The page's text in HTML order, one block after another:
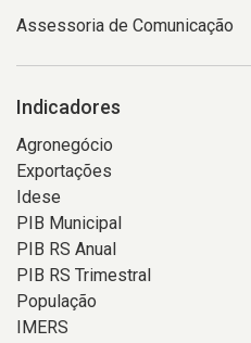
Assessoria de Comunicação
Indicadores
Agronegócio
Exportações
Idese
PIB Municipal
PIB RS Anual
PIB RS Trimestral
População
IMERS